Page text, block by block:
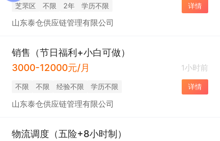
芝罘区 不限 2年 学历不限 详情
山东泰仓供应链管理有限公司
销售（节日福利+小白可做）
3000-12000元/月
1小时前
不限 不限 经验不限 学历不限 详情
山东泰仓供应链管理有限公司
物流调度（五险+8小时制）